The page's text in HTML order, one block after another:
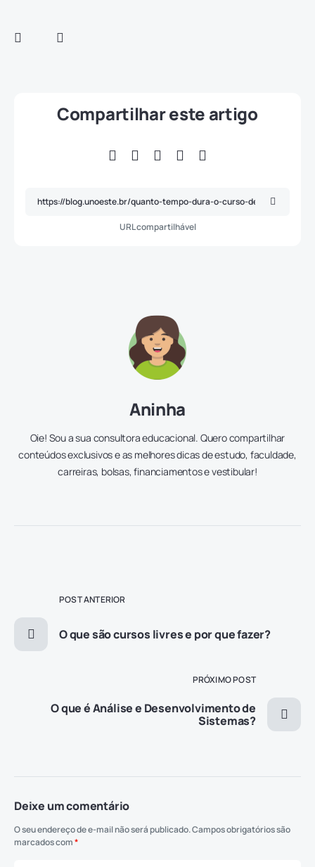
Compartilhar este artigo
URL compartilhável
Aninha
Oie! Sou a sua consultora educacional. Quero compartilhar
conteúdos exclusivos e as melhores dicas de estudo, faculdade,
carreiras, bolsas, financiamentos e vestibular!
POST ANTERIOR
O que são cursos livres e por que fazer?
PRÓXIMO POST
O que é Análise e Desenvolvimento de
Sistemas?
Deixe um comentário
O seu endereço de e-mail não será publicado.Campos obrigatórios são
marcados com*